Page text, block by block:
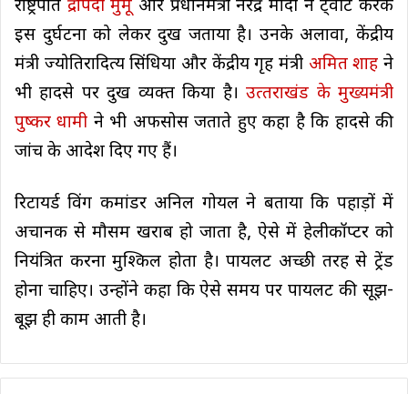
राष्ट्रपति द्रौपदी मुर्मू और प्रधानमंत्री नरेंद्र मोदी ने ट्वीट करके
इस दुर्घटना को लेकर दुख जताया है। उनके अलावा, केंद्रीय
मंत्री ज्योतिरादित्य सिंधिया और केंद्रीय गृह मंत्री अमित शाह ने
भी हादसे पर दुख व्यक्त किया है।उत्‍तराखंड के मुख्‍यमंत्री
पुष्‍कर धामी ने भी अफसोस जताते हुए कहा है क‍ि हादसे की
जांच के आदेश द‍िए गए हैं।
रिटायर्ड विंग कमांडर अनिल गोयल ने बताया कि पहाड़ों में
अचानक से मौसम खराब हो जाता है, ऐसे में हेलीकॉप्टर को
नियंत्रित करना मुश्किल होता है। पायलट अच्छी तरह से ट्रेंड
होना चाहिए। उन्होंने कहा कि ऐसे समय पर पायलट की सूझ-
बूझ ही काम आती है।